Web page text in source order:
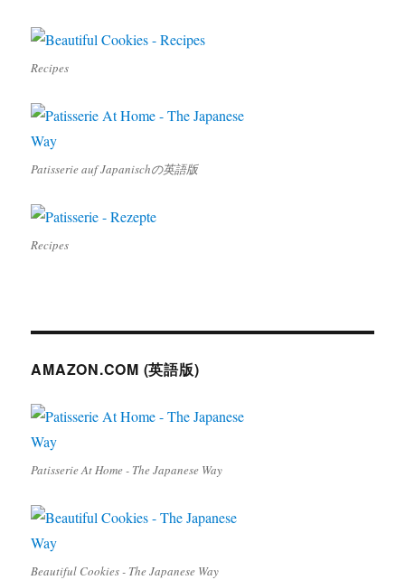
Recipes
Patisserie auf Japanischの英語版
Recipes
AMAZON.COM (英語版)
Patisserie At Home - The Japanese Way
Beautiful Cookies - The Japanese Way